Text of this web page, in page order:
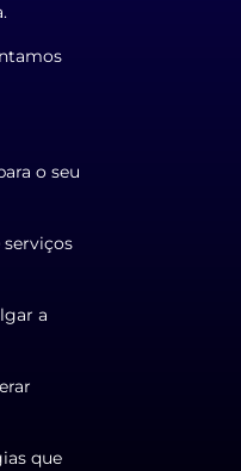
o seu
a
que